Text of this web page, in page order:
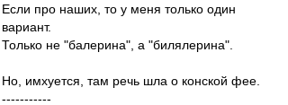
Если про наших, то у меня только один
вариант.
Только не "балерина", а "билялерина".
Но, имхуется, там речь шла о конской фее.
-----------